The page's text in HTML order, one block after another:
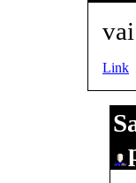
Link